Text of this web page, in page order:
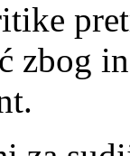
zbog